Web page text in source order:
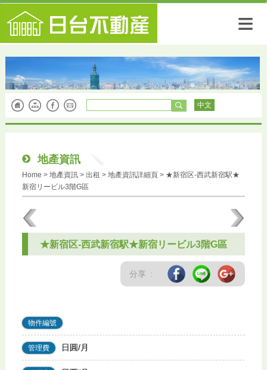
≡
中文
地產資訊
Home > 地產資訊 > 出租 > 地產資訊詳細頁 > ★新宿区-西武新宿駅★
新宿リービル3階G區
★新宿区-西武新宿駅★新宿リービル3階G區
分享 :
物件編號
管理費 日圓/月